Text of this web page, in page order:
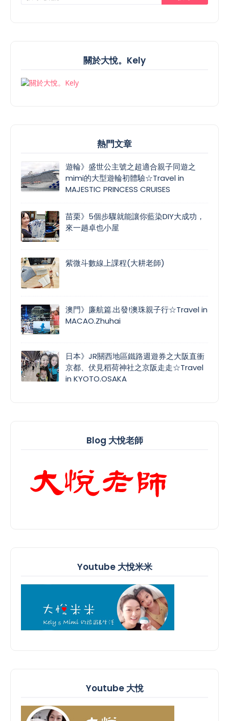
關於大悅。Kely
熱門文章
遊輪》盛世公主號之超適合親子同遊之
mimi的大型遊輪初體驗☆Travel in
MAJESTIC PRINCESS CRUISES
苗栗》5個步驟就能讓你藍染DIY大成功，
來一趟卓也小屋
紫微斗數線上課程(大耕老師)
澳門》廉航篇.出發!澳珠親子行☆Travel in
MACAO.Zhuhai
日本》JR關西地區鐵路週遊券之大阪直衝
京都、伏見稻荷神社之京阪走走☆Travel
in KYOTO.OSAKA
Blog 大悅老師
Youtube 大悅米米
Youtube 大悅